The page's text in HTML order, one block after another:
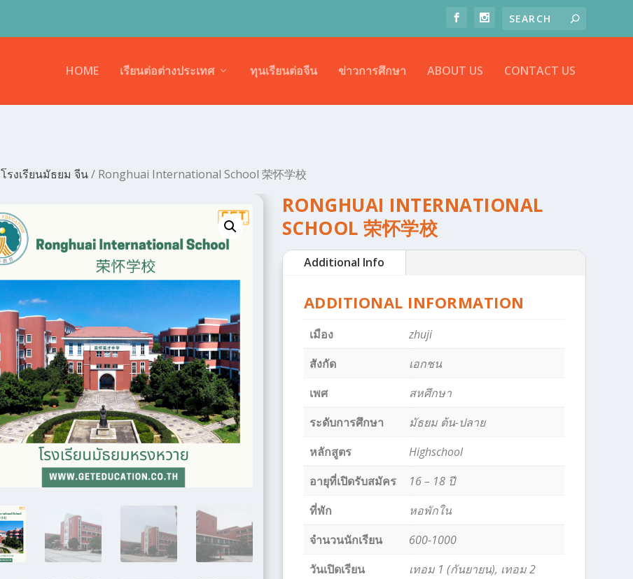
HOME เรียนต่อต่างประเทศ ทุนเรียนต่อจีน ข่าวการศึกษา ABOUT US CONTACT US
โรงเรียนมัธยม จีน/ Ronghuai International School 荣怀学校
RONGHUAI INTERNATIONAL
SCHOOL 荣怀学校
Additional Info
ADDITIONAL INFORMATION
เมือง
zhuji
สังกัด
เอกชน
เพศ
สหศึกษา
ระดับการศึกษา
มัธยม ต้น-ปลาย
หลักสูตร
Highschool
อายุที่เปิดรับสมัคร
16 – 18 ปี
ที่พัก
หอพักใน
จำนวนนักเรียน
600-1000
วันเปิดเรียน
เทอม 1 (กันยายน), เทอม 2